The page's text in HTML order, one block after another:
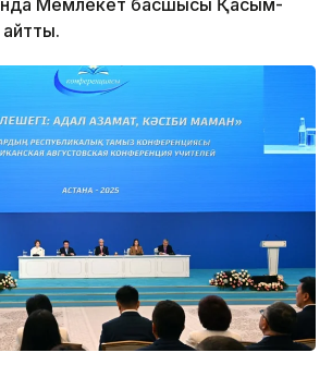
Мемлекет басшысы Қасым-